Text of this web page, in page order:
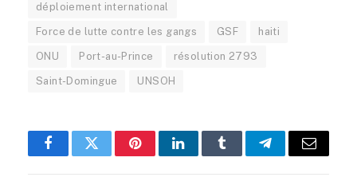
déploiement international
Force de lutte contre les gangs GSF haiti
ONU Port-au-Prince résolution 2793
Saint-Domingue UNSOH
FacebookTwitterPinterestLinkedInTumblrTelegramEmail